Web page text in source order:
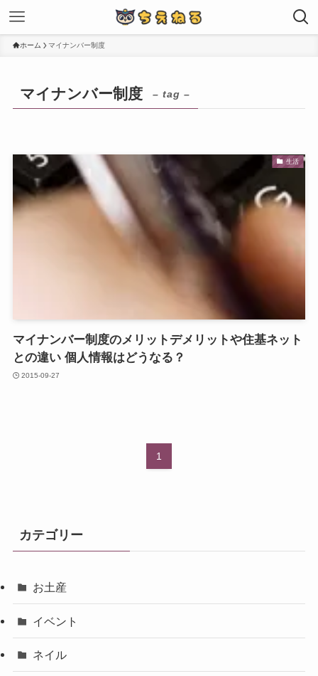
ホーム マイナンバー制度
マイナンバー制度 – tag –
生活
マイナンバー制度のメリットデメリットや住基ネット
との違い 個人情報はどうなる？
2015-09-27
1
カテゴリー
お土産
イベント
ネイル